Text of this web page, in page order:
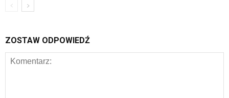
ZOSTAW ODPOWIEDŹ